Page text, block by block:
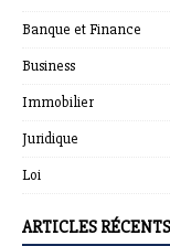
Banque et Finance
Business
Immobilier
Juridique
Loi
ARTICLES RÉCENTS